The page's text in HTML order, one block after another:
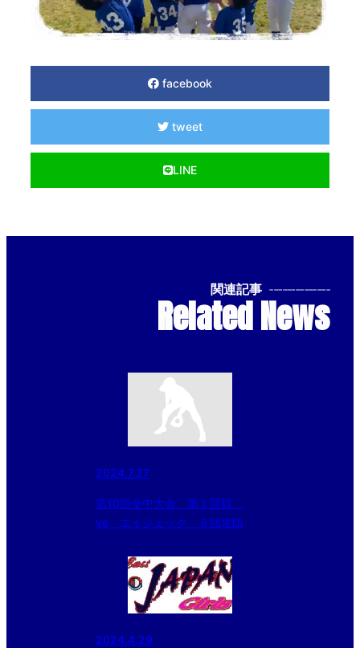
facebook
tweet
LINE
関連記事 --------------
Related News
2024.7.27
第10回全中大会 第１回戦
vs エイジェック ６回攻防
2024.4.29